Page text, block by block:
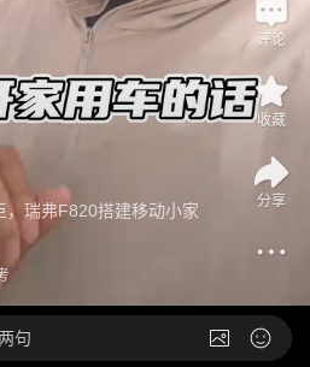
瑞弗F820搭建移动小家
评论
收藏
分享
句